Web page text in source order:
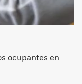
ocupantes en